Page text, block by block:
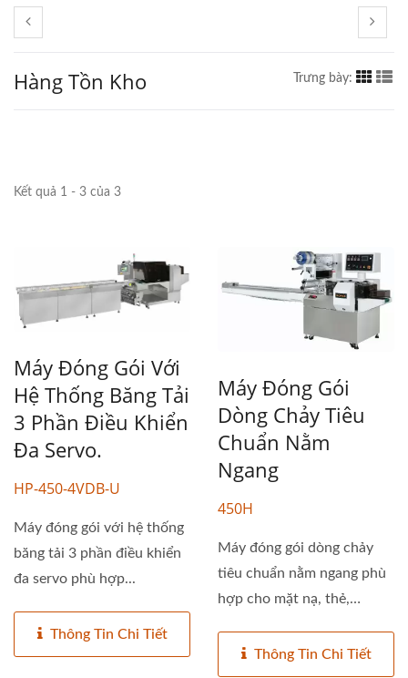
Hàng Tồn Kho Trưng bày:
Kết quả 1 - 3 của 3
Máy Đóng Gói Với
Hệ Thống Băng Tải
3 Phần Điều Khiển
Đa Servo.
HP-450-4VDB-U
Máy đóng gói với hệ thống
băng tải 3 phần điều khiển
đa servo phù hợp...
Thông Tin Chi Tiết
Máy Đóng Gói
Dòng Chảy Tiêu
Chuẩn Nằm
Ngang
450H
Máy đóng gói dòng chảy
tiêu chuẩn nằm ngang phù
hợp cho mặt nạ, thẻ,
Thông Tin Chi Tiết